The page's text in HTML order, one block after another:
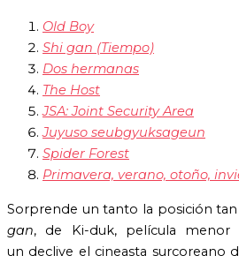
Old Boy
Shi gan (Tiempo)
Dos hermanas
The Host
JSA: Joint Security Area
Juyuso seubgyuksageun
Spider Forest
Primavera, verano, otoño,
Sorprende un tanto la posición
gan, de Ki-duk, película
un declive el cineasta surcoreano